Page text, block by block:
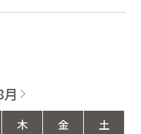
木 金
土